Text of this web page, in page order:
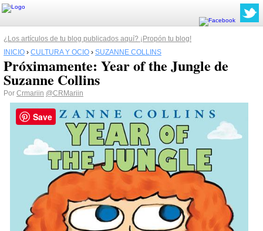
¿Los artículos de tu blog publicados aquí? ¡Propón tu blog!
INICIO › CULTURA Y OCIO › SUZANNE COLLINS
Próximamente: Year of the Jungle de
Suzanne Collins
Por Crmariin @CRMariin
Save